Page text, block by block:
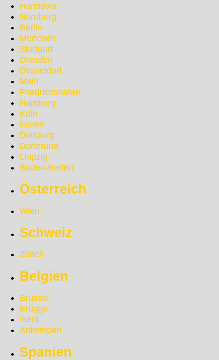
Hannover
Nürnberg
Berlin
München
Stuttgart
Dresden
Düsseldorf
Main
Friedrichshafen
Hamburg
Köln
Essen
Duisburg
Dortmund
Leipzig
Baden-Baden
Österreich
Wien
Schweiz
Zürich
Belgien
Brüssel
Brügge
Gent
Antwerpen
Spanien